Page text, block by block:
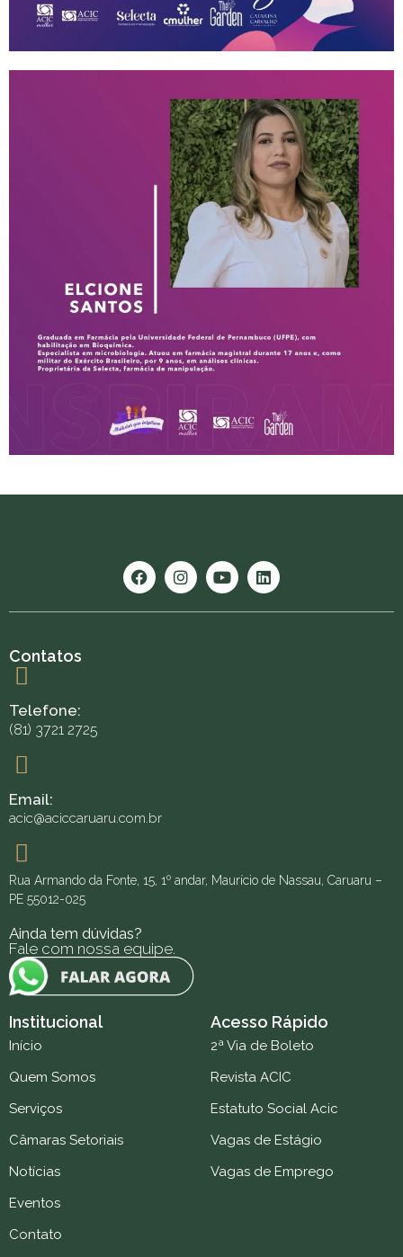
Contatos
Telefone:
(81) 3721 2725
Email:
acic@aciccaruaru.com.br
Rua Armando da Fonte, 15, 1º andar, Maurício de Nassau, Caruaru –
PE 55012-025
Ainda tem dúvidas?
Fale com nossa equipe.
Institucional
Início
Quem Somos
Serviços
Câmaras Setoriais
Notícias
Eventos
Contato
Acesso Rápido
2ª Via de Boleto
Revista ACIC
Estatuto Social Acic
Vagas de Estágio
Vagas de Emprego